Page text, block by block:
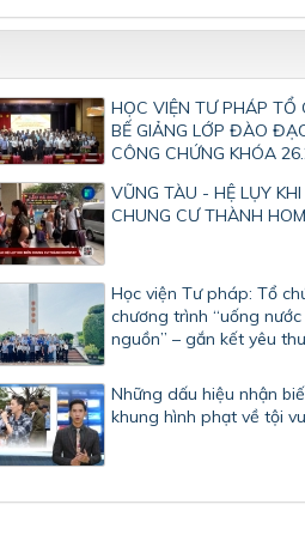
HỌC VIỆN TƯ PHÁP TỔ
BẾ GIẢNG LỚP ĐÀO
CÔNG CHỨNG KHÓA
VŨNG TÀU - HỆ LỤY KHI
CHUNG CƯ THÀNH
Học viện Tư pháp: Tổ
chương trình “uống nước
nguồn” – gắn kết yêu
Những dấu hiệu nhận
khung hình phạt về tội